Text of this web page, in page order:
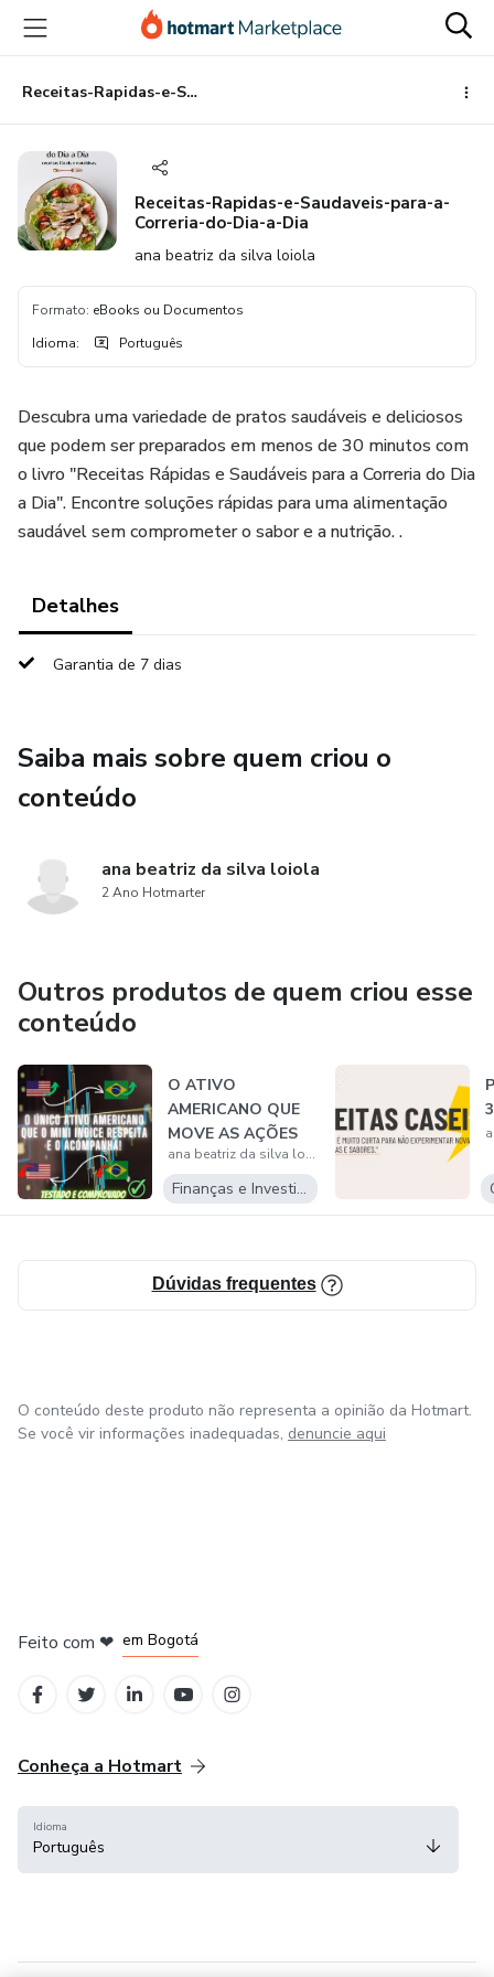
para
conteúdo
principal
para
pagamento
para
rodapé
Receitas-Rapidas-e-Saudaveis-para-a-Correria-do-Dia-a-Dia
Receitas-Rapidas-e-Saudaveis-para-a-
Correria-do-Dia-a-Dia
ana beatriz da silva loiola
Formato: eBooks ou Documentos
Idioma: Português
Descubra uma variedade de pratos saudáveis e deliciosos
que podem ser preparados em menos de 30 minutos com
o livro "Receitas Rápidas e Saudáveis ​​para a Correria do Dia
a Dia". Encontre soluções rápidas para uma alimentação
saudável sem comprometer o sabor e a nutrição. .
Detalhes
Garantia de 7 dias
Saiba mais sobre quem criou o
conteúdo
ana beatriz da silva loiola
2 Ano Hotmarter
Outros produtos de quem criou esse
conteúdo
O ATIVO
AMERICANO QUE
MOVE AS AÇÕES
BRASILEIRAS!
ana beatriz da silva loiola
Finanças e Investimentos
Dúvidas frequentes
O conteúdo deste produto não representa a opinião da Hotmart.
Se você vir informações inadequadas, denuncie aqui
Feito com ❤ em Bogotá
Conheça a Hotmart
Idioma
Português